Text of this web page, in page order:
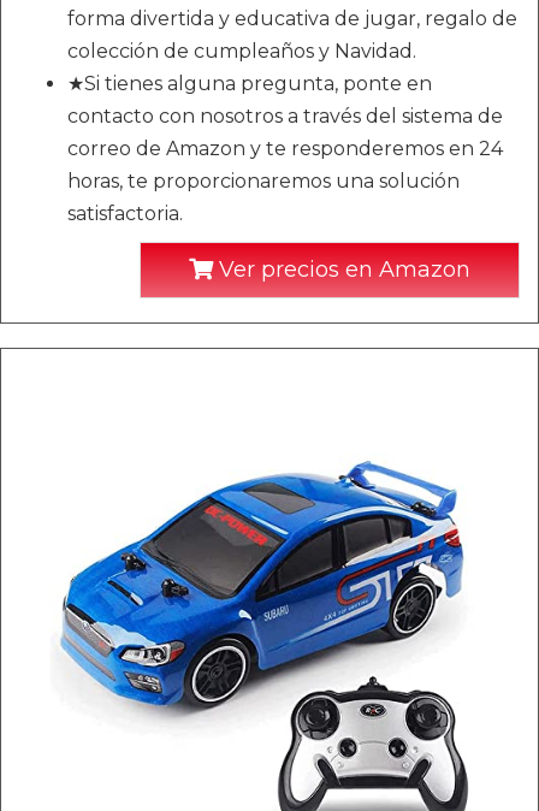
forma divertida y educativa de jugar, regalo de
colección de cumpleaños y Navidad.
★Si tienes alguna pregunta, ponte en
contacto con nosotros a través del sistema de
correo de Amazon y te responderemos en 24
horas, te proporcionaremos una solución
satisfactoria.
Ver precios en Amazon